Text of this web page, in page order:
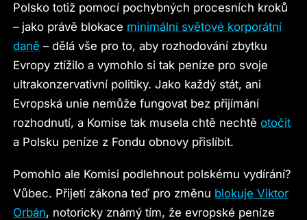
Polsko totiž pomocí pochybných procesních kroků
– jako právě blokace minimální světové korporátní
daně – dělá vše pro to, aby rozhodování zbytku
Evropy ztížilo a vymohlo si tak peníze pro svoje
ultrakonzervativní politiky. Jako každý stát, ani
Evropská unie nemůže fungovat bez přijímání
rozhodnutí, a Komise tak musela chtě nechtěotočit
a Polsku peníze z Fondu obnovy přislíbit.
Pomohlo ale Komisi podlehnout polskému vydírání?
Vůbec. Přijetí zákona teď pro změnu blokuje Viktor
Orbán, notoricky známý tím, že evropské peníze